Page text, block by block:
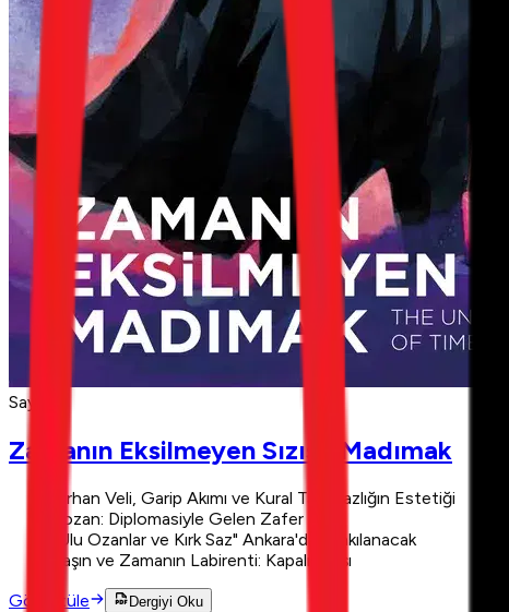
Sayı 11
Zamanın Eksilmeyen Sızısı: Madımak
Orhan Veli, Garip Akımı ve Kural Tanımazlığın Estetiği
Lozan: Diplomasiyle Gelen Zafer
"Ulu Ozanlar ve Kırk Saz" Ankara'da Yankılanacak
Taşın ve Zamanın Labirenti: Kapalı Çarşı
Görüntüle
Dergiyi Oku